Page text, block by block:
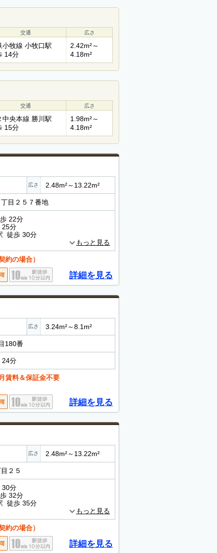
交通 広さ
小牧線 小牧口駅
14分
2.42m²～
4.18m²
交通 広さ
中央本線 勝川駅
15分
1.98m²～
4.18m²
広さ 2.48m²～13.22m²
目２５７番地
22分
25分
徒歩 30分
もっと見る
約の場合）
詳細を見る
広さ 3.24m²～8.1m²
180番
24分
賃料＆保証金不要
詳細を見る
広さ 2.48m²～13.22m²
２５
30分
32分
徒歩 35分
もっと見る
約の場合）
詳細を見る